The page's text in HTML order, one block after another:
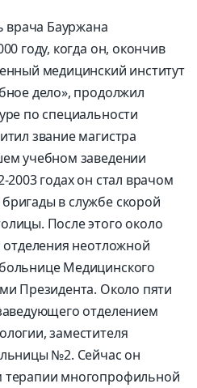
врача Бауржана
году, когда он, окончив
медицинский институт
дело», продолжил
по специальности
звание магистра
учебном заведении
годах он стал врачом
в службе скорой
После этого около
отделения неотложной
Медицинского
Президента. Около пяти
отделением
заместителя
№2. Сейчас он
многопрофильной